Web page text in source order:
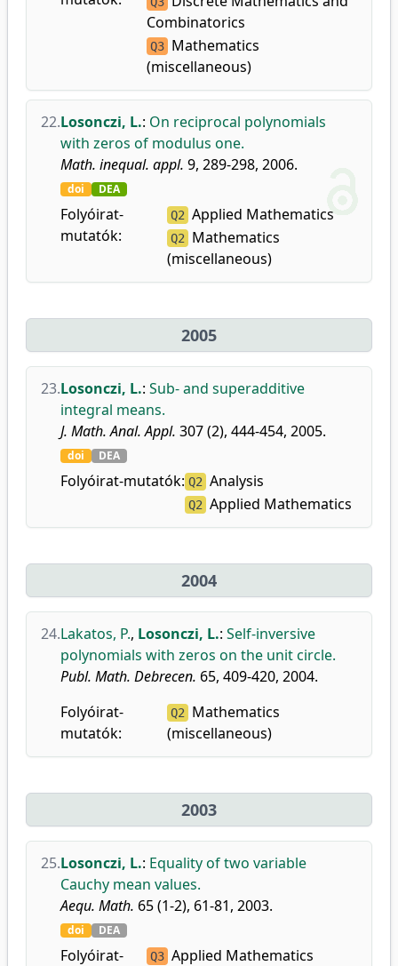
Combinatorics
Q3 Mathematics
(miscellaneous)
22.Losonczi, L.: On reciprocal polynomials
with zeros of modulus one.
Math. inequal. appl. 9, 289-298, 2006.
doi DEA
Folyóirat-
mutatók:
Q2 Applied Mathematics
Q2
Mathematics
(miscellaneous)
2005
23.Losonczi, L.: Sub- and superadditive
integral means.
J. Math. Anal. Appl. 307 (2), 444-454, 2005.
doi DEA
Folyóirat-mutatók: Q2 Analysis
Q2 Applied Mathematics
2004
24.Lakatos, P., Losonczi, L.: Self-inversive
polynomials with zeros on the unit circle.
Publ. Math. Debrecen. 65, 409-420, 2004.
Folyóirat-
mutatók:
Q2
Mathematics
(miscellaneous)
2003
25.Losonczi, L.: Equality of two variable
Cauchy mean values.
Aequ. Math. 65 (1-2), 61-81, 2003.
doi DEA
Folyóirat-
Q3 Applied Mathematics